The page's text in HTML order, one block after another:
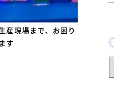
産現場まで、お困り
す